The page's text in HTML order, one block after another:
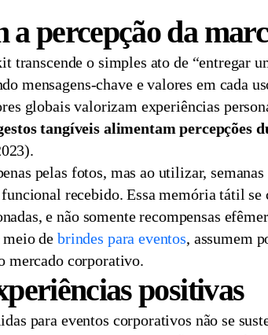
percepção da
transcende o simples ato de “entregar
mensagens-chave e valores em cada
globais valorizam experiências
tangíveis alimentam percepções
pelas fotos, mas ao utilizar, semanas
recebido. Essa memória tátil se
e não somente recompensas
meio debrindes para eventos, assumem
mercado corporativo.
positivas
para eventos corporativos não se